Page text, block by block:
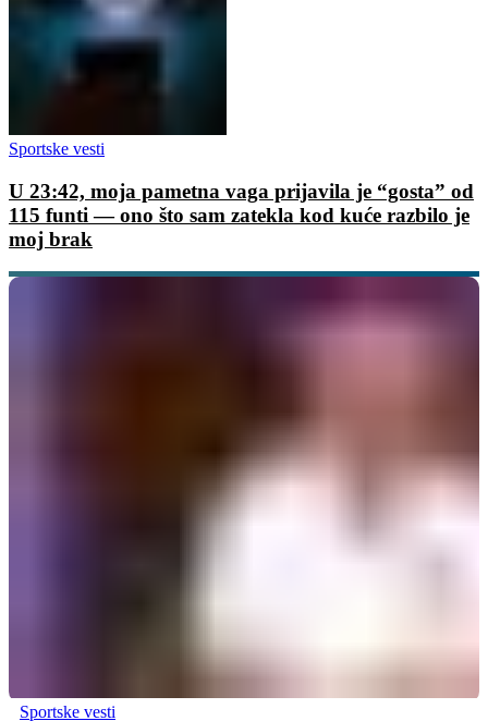
Sportske vesti
U 23:42, moja pametna vaga prijavila je “gosta” od
115 funti — ono što sam zatekla kod kuće razbilo je
moj brak
Sportske vesti